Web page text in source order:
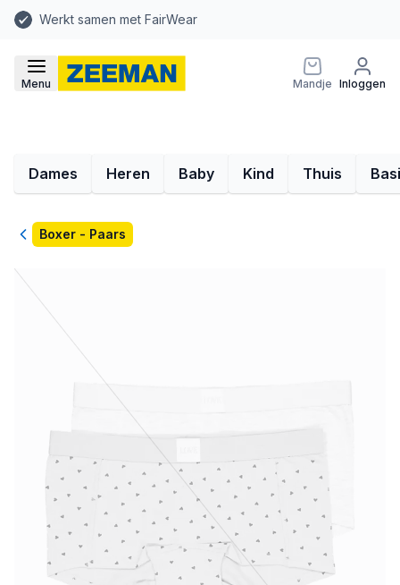
Werkt samen met FairWear
Menu Mandje Inloggen
Dames Heren Baby Kind Thuis
TerugBoxer - Paars